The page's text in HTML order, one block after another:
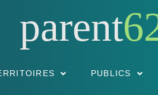
parent
PUBLICS